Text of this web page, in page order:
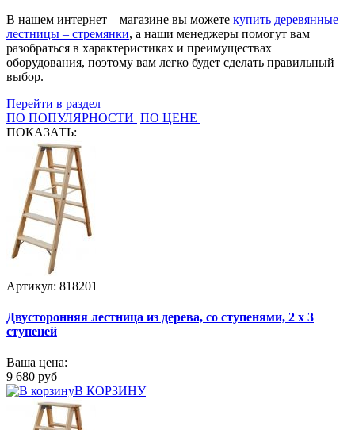
В нашем интернет – магазине вы можете купить деревянные
лестницы – стремянки, а наши менеджеры помогут вам
разобраться в характеристиках и преимуществах
оборудования, поэтому вам легко будет сделать правильный
выбор.
Перейти в раздел
ПО ПОПУЛЯРНОСТИ ПО ЦЕНЕ
ПОКАЗАТЬ:
Артикул: 818201
Двусторонняя лестница из дерева, со ступенями, 2 х 3
ступеней
Ваша цена:
9 680 руб
В КОРЗИНУ